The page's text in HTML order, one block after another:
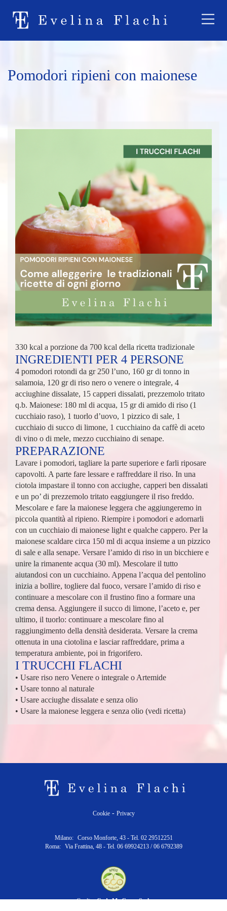
Pomodori ripieni con maionese
330 kcal a porzione da 700 kcal della ricetta tradizionale
INGREDIENTI PER 4 PERSONE
4 pomodori rotondi da gr 250 l’uno, 160 gr di tonno in
salamoia, 120 gr di riso nero o venere o integrale, 4
acciughine dissalate, 15 capperi dissalati, prezzemolo tritato
q.b. Maionese: 180 ml di acqua, 15 gr di amido di riso (1
cucchiaio raso), 1 tuorlo d’uovo, 1 pizzico di sale, 1
cucchiaio di succo di limone, 1 cucchiaino da caffè di aceto
di vino o di mele, mezzo cucchiaino di senape.
PREPARAZIONE
Lavare i pomodori, tagliare la parte superiore e farli riposare
capovolti. A parte fare lessare e raffreddare il riso. In una
ciotola impastare il tonno con acciughe, capperi ben dissalati
e un po’ di prezzemolo tritato eaggiungere il riso freddo.
Mescolare e fare la maionese leggera che aggiungeremo in
piccola quantità al ripieno. Riempire i pomodori e adornarli
con un cucchiaio di maionese light e qualche cappero. Per la
maionese scaldare circa 150 ml di acqua insieme a un pizzico
di sale e alla senape. Versare l’amido di riso in un bicchiere e
unire la rimanente acqua (30 ml). Mescolare il tutto
aiutandosi con un cucchiaino. Appena l’acqua del pentolino
inizia a bollire, togliere dal fuoco, versare l’amido di riso e
continuare a mescolare con il frustino fino a formare una
crema densa. Aggiungere il succo di limone, l’aceto e, per
ultimo, il tuorlo: continuare a mescolare fino al
raggiungimento della densità desiderata. Versare la crema
ottenuta in una ciotolina e lasciar raffreddare, prima a
temperatura ambiente, poi in frigorifero.
I TRUCCHI FLACHI
• Usare riso nero Venere o integrale o Artemide
• Usare tonno al naturale
• Usare acciughe dissalate e senza olio
• Usare la maionese leggera e senza olio (vedi ricetta)
Cookie- Privacy
Milano:
Corso Monforte, 43 - Tel. 02 29512251
Roma:
Via Frattina, 48 - Tel. 06 69924213 / 06 6792389
Credits:Code Me Green S.r.l.